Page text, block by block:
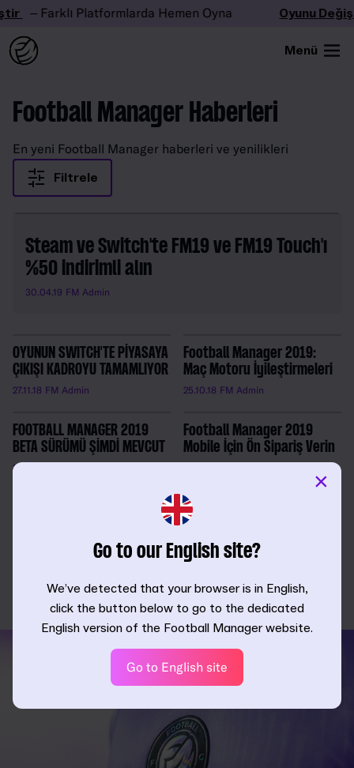
– Farklı Platformlarda Hemen Oyna Oyunu
Menü
Football Manager Haberleri
En yeni Football Manager haberleri ve yenilikleri
Filtrele
Steam ve Switch'te FM19 ve FM19 Touch'ı
%50 indirimli alın
30.04.19 FM Admin
OYUNUN SWITCH'TE PİYASAYA
ÇIKIŞI KADROYU TAMAMLIYOR
27.11.18 FM Admin
Football Manager 2019:
Maç Motoru İyileştirmeleri
25.10.18 FM Admin
FOOTBALL MANAGER 2019
BETA SÜRÜMÜ ŞİMDİ MEVCUT
17.10.18
Football Manager 2019
Mobile İçin Ön Sipariş Verin
FM AdminGo to our English site?
We’ve detected that your browser is in English,
click the button below to go to the dedicated
English version of the Football Manager website.
Go to English site
×